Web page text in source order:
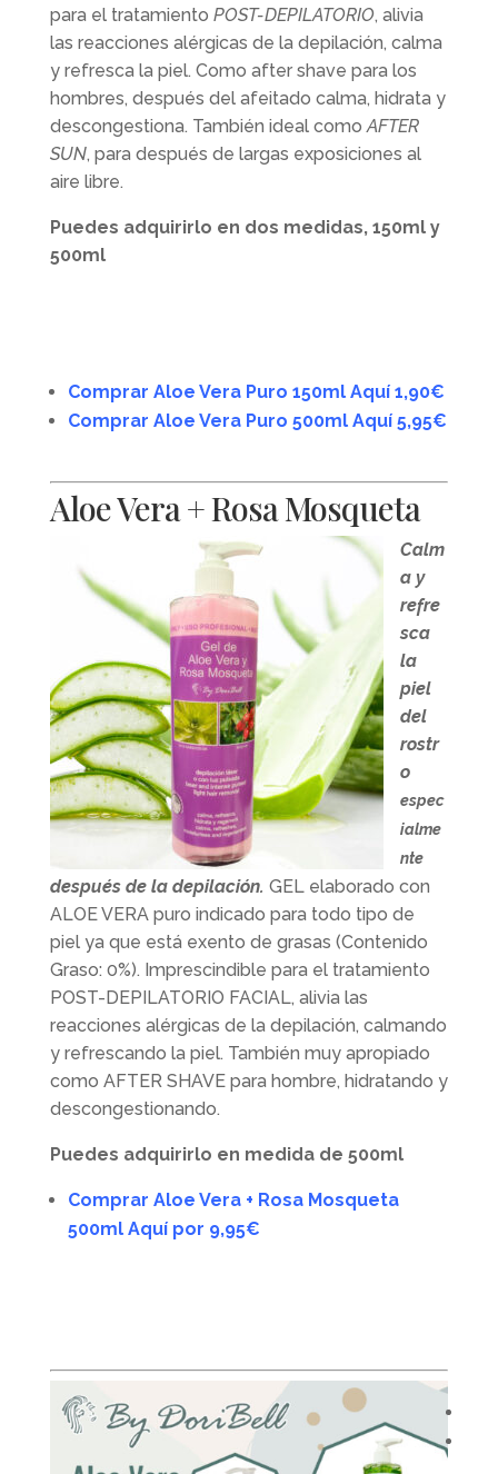
para el tratamiento POST-DEPILATORIO, alivia
las reacciones alérgicas de la depilación, calma
y refresca la piel. Como after shave para los
hombres, después del afeitado calma, hidrata y
descongestiona. También ideal comoAFTER
SUN, para después de largas exposiciones al
aire libre.
Puedes adquirirlo en dos medidas, 150ml y
500ml
Comprar Aloe Vera Puro 150ml Aquí 1,90€
Comprar Aloe Vera Puro 500ml Aquí 5,95€
Aloe Vera + Rosa Mosqueta
Calm
a y
refre
sca
la
piel
del
rostr
o
espec
ialme
nte
después de la depilación. GEL elaborado con
ALOE VERA puro indicado para todo tipo de
piel ya que está exento de grasas (Contenido
Graso: 0%). Imprescindible para el tratamiento
POST-DEPILATORIO FACIAL, alivia las
reacciones alérgicas de la depilación, calmando
y refrescando la piel. También muy apropiado
como AFTER SHAVE para hombre, hidratando y
descongestionando.
Puedes adquirirlo en medida de 500ml
Comprar Aloe Vera + Rosa Mosqueta
500ml Aquí por 9,95€